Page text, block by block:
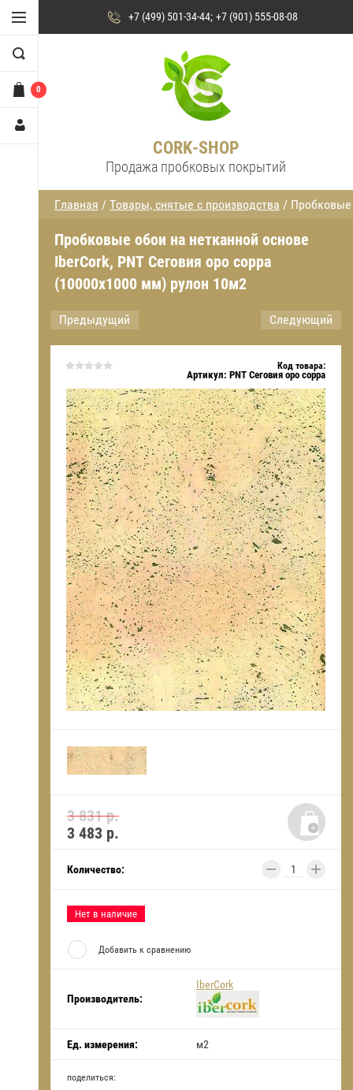
0
+7 (499) 501-34-44 +7 (901) 555-08-08
CORK-SHOP
Продажа пробковых покрытий
Главная / Товары, снятые с производства / Пробковые
Пробковые обои на нетканной основе
IberCork, PNT Сеговия оро сорра
(10000х1000 мм) рулон 10м2
Предыдущий Следующий
Код товара:
Артикул: PNT Сеговия оро сорра
3 831 р.
3 483 р.
Количество: − +
Нет в наличие
Добавить к сравнению
Производитель:
IberCork
Ед. измерения: м2
поделиться: